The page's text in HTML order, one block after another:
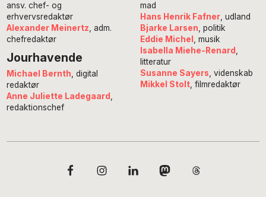
ansv. chef- og
erhvervsredaktør
Alexander Meinertz , adm.
chefredaktør
Jourhavende
Michael Bernth , digital
redaktør
Anne Juliette Ladegaard
redaktionschef
mad
Hans Henrik Fafner, udland
Bjarke Larsen , politik
Eddie Michel
, musik
Isabella Miehe-Renard
litteratur
Susanne Sayers , videnskab
Mikkel Stolt, filmredaktør